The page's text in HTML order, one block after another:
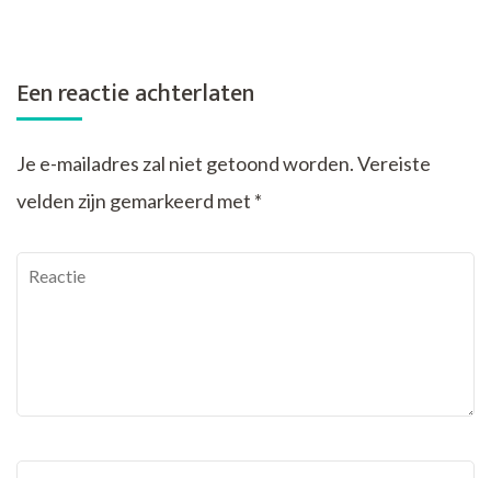
Een reactie achterlaten
Je e-mailadres zal niet getoond worden.Vereiste
velden zijn gemarkeerd met *
Reactie